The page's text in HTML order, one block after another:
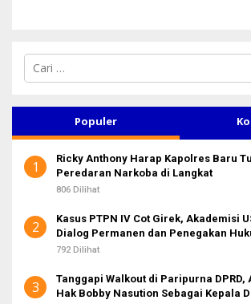
C
i
n
u
k
Populer
1
Ricky Anthony Harap Kapolres Baru
Peredaran Narkoba di Langkat
806 Dilihat
2
Kasus PTPN IV Cot Girek, Akademisi
Dialog Permanen dan Penegakan
792 Dilihat
3
Tanggapi Walkout di Paripurna DPRD,
Hak Bobby Nasution Sebagai Kepala